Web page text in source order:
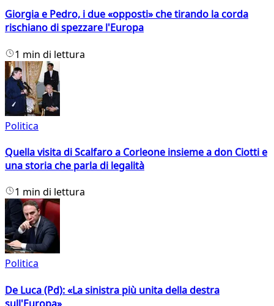
Giorgia e Pedro, i due «opposti» che tirando la corda
rischiano di spezzare l'Europa
1 min di lettura
Politica
Quella visita di Scalfaro a Corleone insieme a don Ciotti e
una storia che parla di legalità
1 min di lettura
Politica
De Luca (Pd): «La sinistra più unita della destra
sull'Europa»